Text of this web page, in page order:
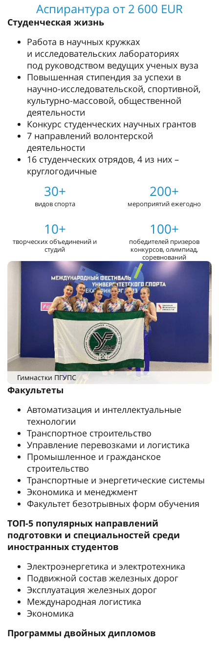
Аспирантура от 2 600 EUR
Студенческая жизнь
Работа в научных кружках
и исследовательских лабораториях
под руководством ведущих ученых вуза
Повышенная стипендия за успехи в
научно-исследовательской, спортивной,
культурно-массовой, общественной
деятельности
Конкурс студенческих научных грантов
7 направлений волонтерской
деятельности
16 студенческих отрядов, 4 из них –
круглогодичные
30+
видов спорта
200+
мероприятий ежегодно
10+
творческих объединений и
студий
100+
победителей призеров
конкурсов, олимпиад,
соревнований
Гимнастки ПГУПС
Факультеты
Автоматизация и интеллектуальные
технологии
Транспортное строительство
Управление перевозками и логистика
Промышленное и гражданское
строительство
Транспортные и энергетические системы
Экономика и менеджмент
Факультет безотрывных форм обучения
ТОП-5 популярных направлений
подготовки и специальностей среди
иностранных студентов
Электроэнергетика и электротехника
Подвижной состав железных дорог
Эксплуатация железных дорог
Международная логистика
Экономика
Программы двойных дипломов